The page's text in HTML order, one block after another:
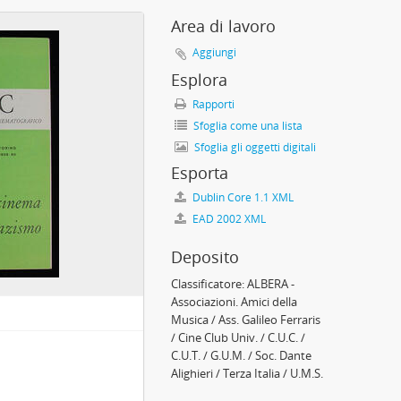
- 2000
sec. - prima metà XX sec.
Area di lavoro
Aggiungi
Esplora
Rapporti
Sfoglia come una lista
Sfoglia gli oggetti digitali
Esporta
Dublin Core 1.1 XML
EAD 2002 XML
Deposito
Classificatore:ALBERA -
Associazioni. Amici della
Musica / Ass. Galileo Ferraris
/ Cine Club Univ. / C.U.C. /
C.U.T. / G.U.M. / Soc. Dante
Alighieri / Terza Italia / U.M.S.